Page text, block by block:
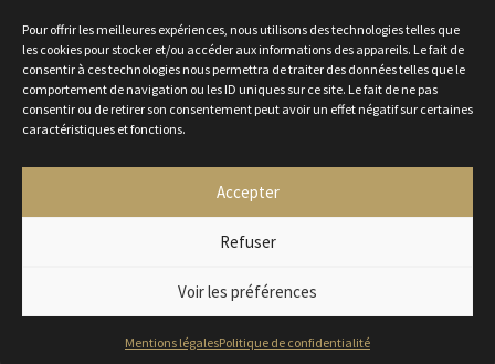
Pour offrir les meilleures expériences, nous utilisons des technologies telles que
les cookies pour stocker et/ou accéder aux informations des appareils. Le fait de
consentir à ces technologies nous permettra de traiter des données telles que le
comportement de navigation ou les ID uniques sur ce site. Le fait de ne pas
consentir ou de retirer son consentement peut avoir un effet négatif sur certaines
caractéristiques et fonctions.
Accepter
Refuser
Voir les préférences
Mentions légalesPolitique de confidentialité
Mentions légales
Rejoignez-nous
2024 © Agence DCM